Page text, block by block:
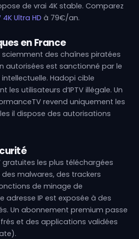
de vrai 4K stable. Comparez
Ultra HD à 79€/an.
en France
des chaînes piratées
autorisées est sanctionné par le
Hadopi cible
les utilisateurs d’IPTV illégale. Un
revend uniquement les
il dispose des autorisations
gratuites les plus téléchargées
malwares, des trackers
de minage de
adresse IP est exposée à des
Un abonnement premium passe
et des applications validées